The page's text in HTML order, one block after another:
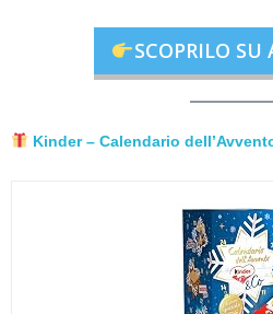
SCOPRILO SU
Kinder – Calendario